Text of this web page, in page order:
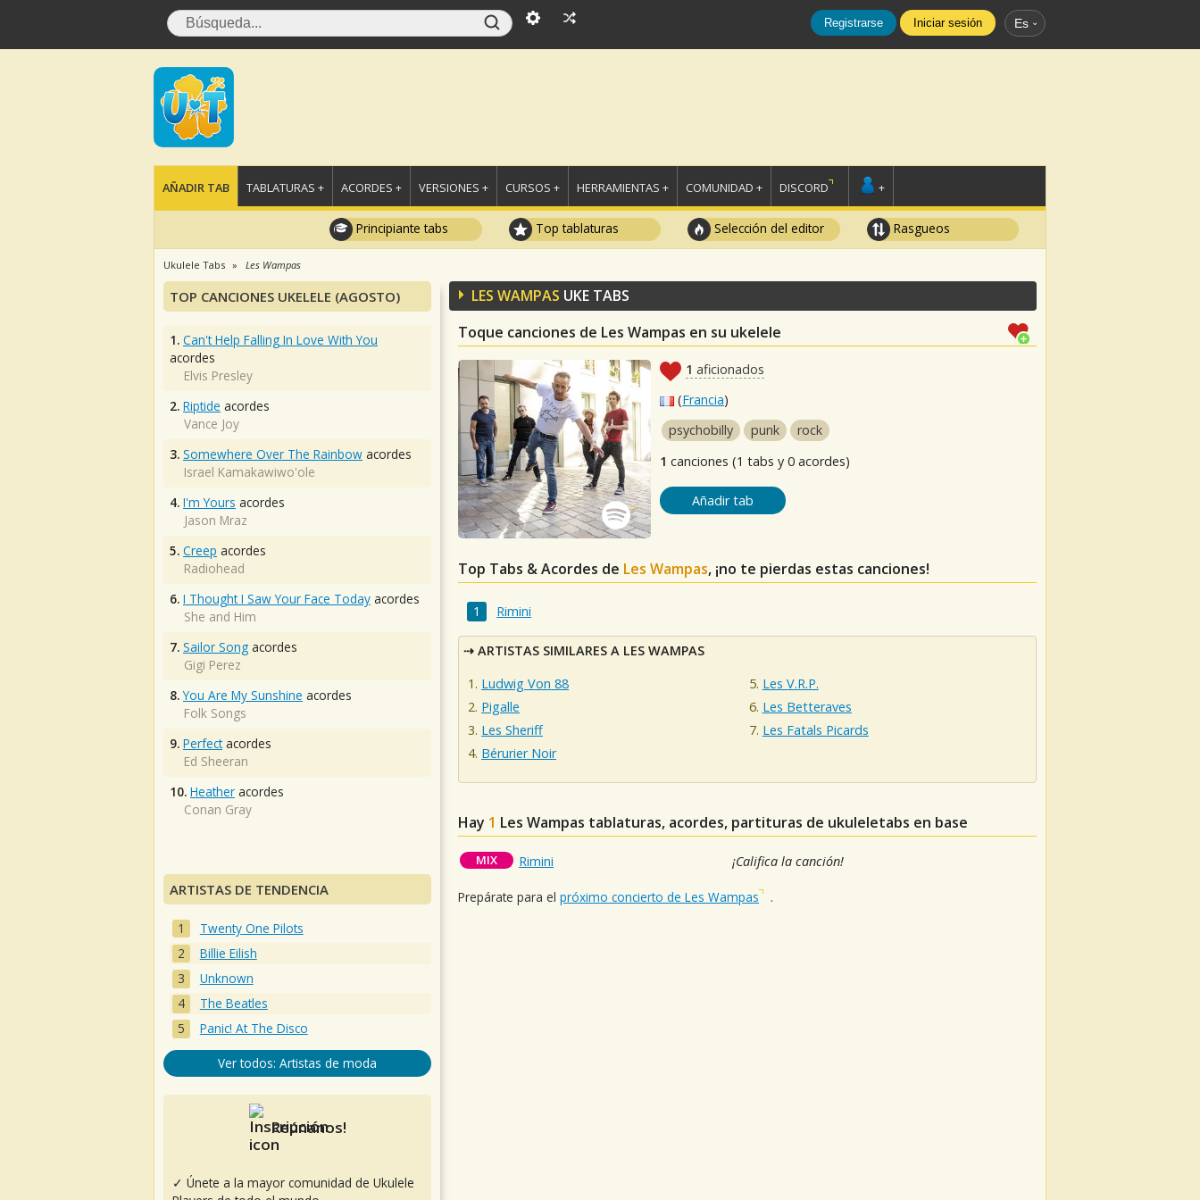
Registrarse Iniciar sesión Es
AÑADIR TAB TABLATURAS + ACORDES + VERSIONES + CURSOS + HERRAMIENTAS + COMUNIDAD + DISCORD +
Principiante tabs Top tablaturas Selección del editor Rasgueos
Ukulele Tabs Les Wampas
LES WAMPAS UKE TABS
Toque canciones de Les Wampas en su ukelele
1 aficionados
(Francia)
psychobilly
punk
rock
1 canciones (1 tabs y 0 acordes)
Añadir tab
Top Tabs & Acordes de Les Wampas, ¡no te pierdas estas canciones!
Rimini
ARTISTAS SIMILARES A LES WAMPAS
Ludwig Von 88
Pigalle
Les Sheriff
Bérurier Noir
Les V.R.P.
Les Betteraves
Les Fatals Picards
Hay 1 Les Wampas tablaturas, acordes, partituras de ukuleletabs en base
MIX Rimini ¡Califica la canción!
Prepárate para el próximo concierto de Les Wampas .
TOP CANCIONES UKELELE (AGOSTO)
1. Can't Help Falling In Love With You
acordes
Elvis Presley
2. Riptide acordes
Vance Joy
3. Somewhere Over The Rainbow acordes
Israel Kamakawiwo'ole
4. I'm Yours acordes
Jason Mraz
5. Creep acordes
Radiohead
6. I Thought I Saw Your Face Today acordes
She and Him
7. Sailor Song acordes
Gigi Perez
8. You Are My Sunshine acordes
Folk Songs
9. Perfectacordes
Ed Sheeran
10. Heather acordes
Conan Gray
ARTISTAS DE TENDENCIA
Twenty One Pilots
Billie Eilish
Unknown
The Beatles
Panic! At The Disco
Ver todos: Artistas de moda
Reúnanos!
✓ Únete a la mayor comunidad de Ukulele